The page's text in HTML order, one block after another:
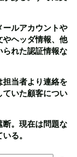
ルアカウントや
ヘッダ情報、他
れた認証情報な
当者より連絡を
いた顧客につい
。現在は問題な
る。